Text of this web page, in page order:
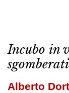
Incubo in
Alberto